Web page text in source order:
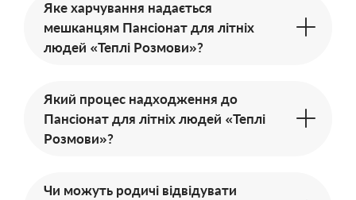
Яке харчування надається
мешканцям Пансіонат для літніх
людей «Теплі Розмови»?
Який процес надходження до
Пансіонат для літніх людей «Теплі
Розмови»?
Чи можуть родичі відвідувати